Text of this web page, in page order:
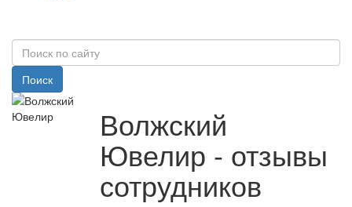
Поиск
Волжский
Ювелир - отзывы
сотрудников